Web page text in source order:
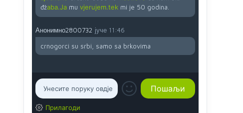
đžaba.Jamu vjerujem.tek mi je 50 godina.
Анонимно2800732 јуче 11:46
crnogorci su srbi, samo sa brkovima
Прилагоди